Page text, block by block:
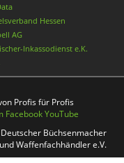
Hessen
AG
Inkassodienst e.K.
Profis für Profis
FacebookYouTube
Büchsenmacher
und Waffenfachhändler e.V.